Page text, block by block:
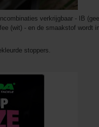
verkrijgbaar - IB
(wit) - en de smaakstof wordt
stoppers.